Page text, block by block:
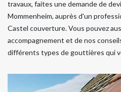
travaux, faites une demande de
Mommenheim, auprès d'un
Castel couverture. Vous pouvez
accompagnement et de nos
différents types de gouttières qui